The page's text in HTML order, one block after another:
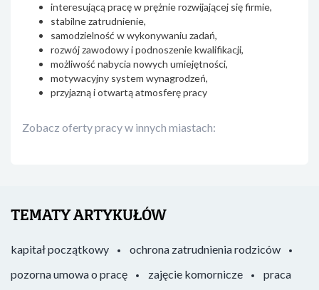
interesującą pracę w prężnie rozwijającej się firmie,
stabilne zatrudnienie,
samodzielność w wykonywaniu zadań,
rozwój zawodowy i podnoszenie kwalifikacji,
możliwość nabycia nowych umiejętności,
motywacyjny system wynagrodzeń,
przyjazną i otwartą atmosferę pracy
Zobacz oferty pracy w innych miastach:
TEMATY ARTYKUŁÓW
kapitał początkowy
ochrona zatrudnienia rodziców
pozorna umowa o pracę
zajęcie komornicze
praca